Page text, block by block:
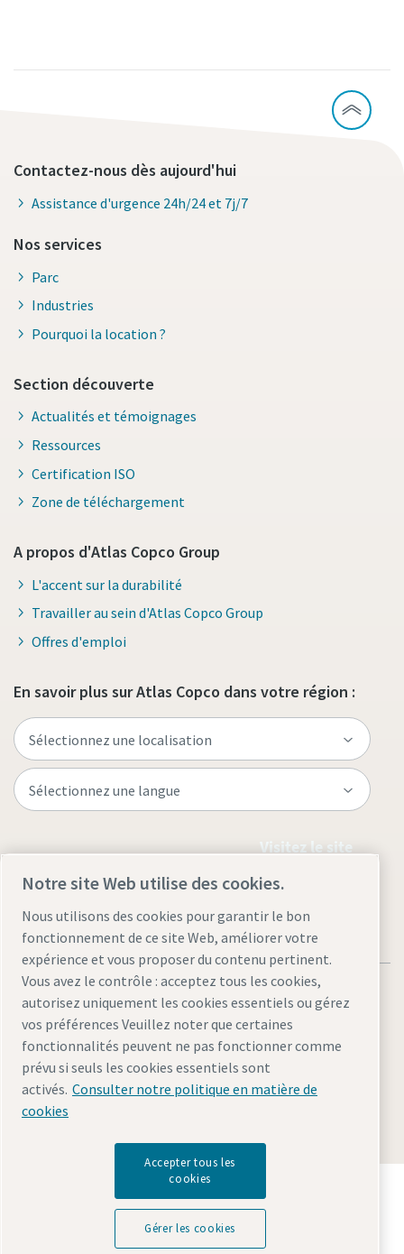
Contactez-nous dès aujourd'hui
Assistance d'urgence 24h/24 et 7j/7
Nos services
Parc
Industries
Pourquoi la location ?
Section découverte
Actualités et témoignages
Ressources
Certification ISO
Zone de téléchargement
A propos d'Atlas Copco Group
L'accent sur la durabilité
Travailler au sein d'Atlas Copco Group
Offres d'emploi
En savoir plus sur Atlas Copco dans votre région :
Visitez le site
Mentions légales et déclaration de confidentialité
Gérer les cookiesAccessibilitéPlan du site
© 2026 Atlas Copco AB
Découvrez comment le groupe Atlas Copco met en
œuvre une technologie qui transforme l'avenir.
Visitez le site Web Atlas Copco Group
Notre site Web utilise des cookies.
Nous utilisons des cookies pour garantir le bon
fonctionnement de ce site Web, améliorer votre
expérience et vous proposer du contenu pertinent.
Vous avez le contrôle : acceptez tous les cookies,
autorisez uniquement les cookies essentiels ou gérez
vos préférences Veuillez noter que certaines
fonctionnalités peuvent ne pas fonctionner comme
prévu si seuls les cookies essentiels sont
activés. Consulter notre politique en matière de
cookies
Accepter tous les
cookies
Gérer les cookies